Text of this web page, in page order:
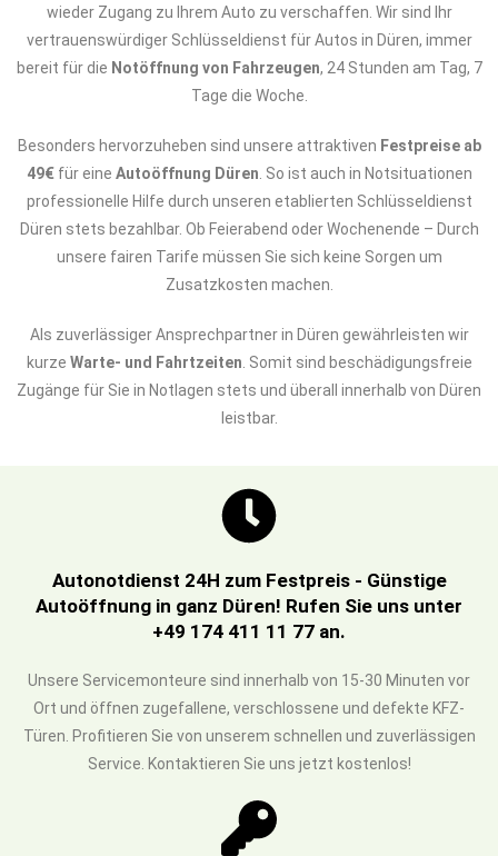
wieder Zugang zu Ihrem Auto zu verschaffen. Wir sind Ihr
vertrauenswürdiger Schlüsseldienst für Autos in Düren, immer
bereit für die Notöffnung von Fahrzeugen, 24 Stunden am Tag, 7
Tage die Woche.
Besonders hervorzuheben sind unsere attraktiven Festpreise ab
49€für eine Autoöffnung Düren . So ist auch in Notsituationen
professionelle Hilfe durch unseren etablierten Schlüsseldienst
Düren stets bezahlbar. Ob Feierabend oder Wochenende – Durch
unsere fairen Tarife müssen Sie sich keine Sorgen um
Zusatzkosten machen.
Als zuverlässiger Ansprechpartner in Düren gewährleisten wir
kurze Warte- und Fahrtzeiten . Somit sind beschädigungsfreie
Zugänge für Sie in Notlagen stets und überall innerhalb von Düren
leistbar.
Autonotdienst 24H zum Festpreis - Günstige
Autoöffnung in ganz Düren! Rufen Sie uns unter
+49 174 411 11 77 an.
Unsere Servicemonteure sind innerhalb von 15-30 Minuten vor
Ort und öffnen zugefallene, verschlossene und defekte KFZ-
Türen. Profitieren Sie von unserem schnellen und zuverlässigen
Service. Kontaktieren Sie uns jetzt kostenlos!